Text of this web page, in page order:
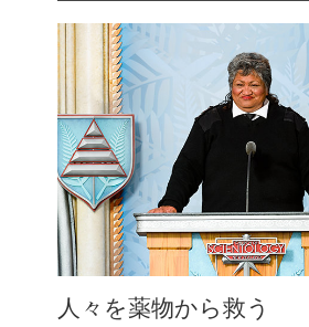
人々を薬物から救う